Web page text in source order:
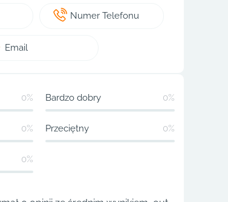
Numer Telefonu
Email
0% Bardzo dobry 0%
0% Przeciętny 0%
0%